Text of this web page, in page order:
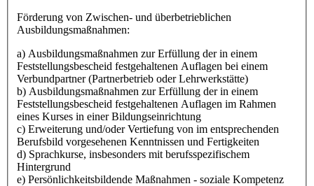
Förderung von Zwischen- und überbetrieblichen
Ausbildungsmaßnahmen:
a) Ausbildungsmaßnahmen zur Erfüllung der in einem
Feststellungsbescheid festgehaltenen Auflagen bei einem
Verbundpartner (Partnerbetrieb oder Lehrwerkstätte)
b) Ausbildungsmaßnahmen zur Erfüllung der in einem
Feststellungsbescheid festgehaltenen Auflagen im Rahmen
eines Kurses in einer Bildungseinrichtung
c) Erweiterung und/oder Vertiefung von im entsprechenden
Berufsbild vorgesehenen Kenntnissen und Fertigkeiten
d) Sprachkurse, insbesonders mit berufsspezifischem
Hintergrund
e) Persönlichkeitsbildende Maßnahmen - soziale Kompetenz